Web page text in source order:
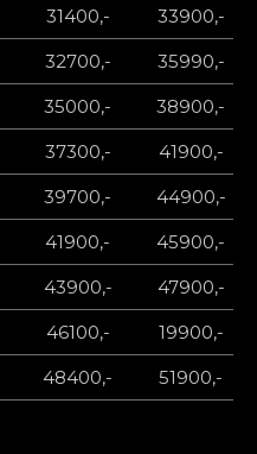
31400,-
33900,-
32700,-
35990,-
35000,-
38900,-
37300,-
41900,-
39700,-
44900,-
41900,-
45900,-
43900,-
47900,-
46100,-
19900,-
48400,- 51900,-